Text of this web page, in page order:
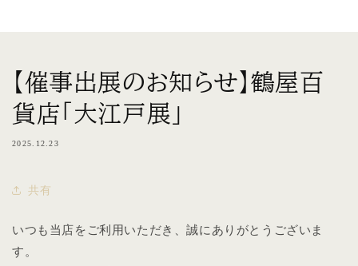
【催事出展のお知らせ】鶴屋百
貨店「大江戸展」
2025.12.23
共有
いつも当店をご利用いただき、誠にありがとうございま
す。